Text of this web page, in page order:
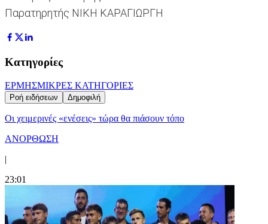
Παρατηρητής ΝΙΚΗ ΚΑΡΑΓΙΩΡΓΗ
Κατηγορίες
ΕΡΜΗΣΜΙΚΡΕΣ ΚΑΤΗΓΟΡΙΕΣ
Ροή ειδήσεων Δημοφιλή
Οι χειμερινές «ενέσεις» τώρα θα πιάσουν τόπο
ΑΝΟΡΘΩΣΗ
|
23:01